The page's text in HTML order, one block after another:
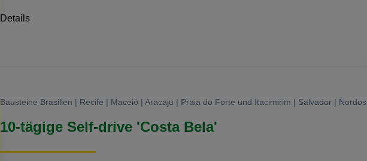
Details
Bausteine Brasilien | Recife | Maceió | Aracaju | Praia do Forte und Itacimirim | Salvador |
10-tägige Self-drive 'Costa Bela'